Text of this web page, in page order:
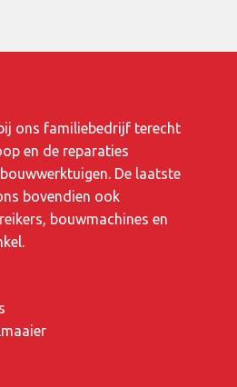
ons familiebedrijf terecht
en de reparaties
De laatste
bovendien ook
bouwmachines en